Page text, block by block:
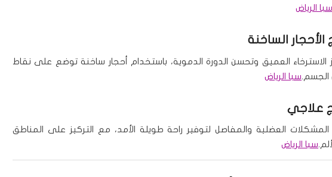
سبا الرياض
الساخنة
الاسترخاء العميق وتحسن الدورة الدموية، باستخدام أحجار ساخنة توضع على نقاط
الجسم.سبا الرياض
علاجي
العضلية والمفاصل لتوفير راحة طويلة الأمد، مع التركيز على المناطق
سبا الرياض